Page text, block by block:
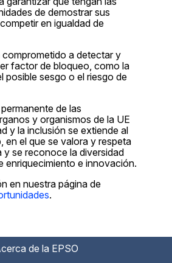
de demostrar sus
en igualdad de
comprometido a detectar y
factor de bloqueo, como la
posible sesgo o el riesgo de
de las
y organismos de la UE
y la inclusión se extiende al
en el que se valora y respeta
y se reconoce la diversidad
enriquecimiento e innovación.
en nuestra página de
.
de la EPSO